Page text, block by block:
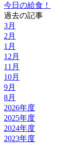
今日の給食！
過去の記事
3月
2月
1月
12月
11月
10月
9月
8月
2026年度
2025年度
2024年度
2023年度